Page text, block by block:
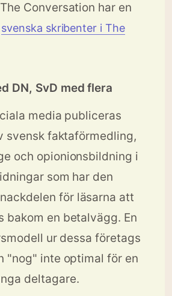
Conversation har en
svenska skribenter i The
DN, SvD med flera
media publiceras
svensk faktaförmedling,
och opionionsbildning i
som har den
för läsarna att
bakom en betalvägg. En
ur dessa företags
"nog" inte optimal för en
deltagare.